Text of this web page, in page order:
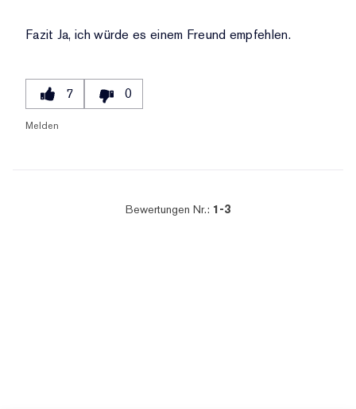
Fazit Ja, ich würde es einem Freund empfehlen.
7 0
Melden
Bewertungen Nr.: 1-3